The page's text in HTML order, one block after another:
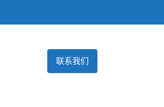
联系我们